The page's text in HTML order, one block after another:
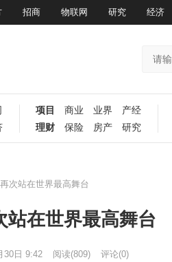
招商 物联网 研究 经济
项目 商业 业界
产经
理财
保险 房产 研究
次站在世界最高舞台
站在世界最高舞台
30日 9:42 阅读(809) 评论(0)